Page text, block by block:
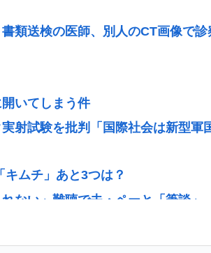
類送検の医師、別人のCT画像で
いてしまう件
射試験を批判「国際社会は新型軍
ムチ」あと3つは？
ない」難聴で夫・ペーと「筆談
のタレ買ってきてくれる？」ワイ